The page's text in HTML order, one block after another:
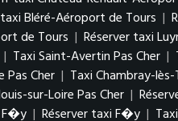
Bléré-Aéroport de Tours |
de Tours | Réserver taxi
| Taxi Saint-Avertin Pas Cher |
Pas Cher | Taxi Chambray-
sur-Loire Pas Cher |
F�y | Réserver taxi F�y |